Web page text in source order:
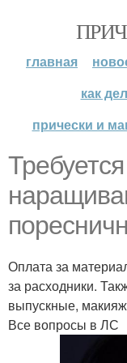
главная
как
прически и
Оплата за
за расходники.
выпускные,
Все вопросы в ЛС